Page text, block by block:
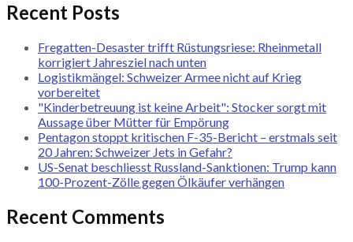
Recent Posts
Fregatten-Desaster trifft Rüstungsriese: Rheinmetall
korrigiert Jahresziel nach unten
Logistikmängel: Schweizer Armee nicht auf Krieg
vorbereitet
"Kinderbetreuung ist keine Arbeit": Stocker sorgt mit
Aussage über Mütter für Empörung
Pentagon stoppt kritischen F-35-Bericht – erstmals seit
20 Jahren: Schweizer Jets in Gefahr?
US-Senat beschliesst Russland-Sanktionen: Trump kann
100-Prozent-Zölle gegen Ölkäufer verhängen
Recent Comments